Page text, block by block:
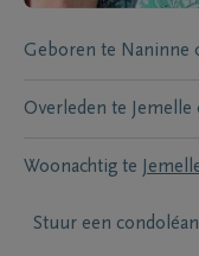
Geboren te Naninne
Overleden te Jemelle
Woonachtig te
Stuur een